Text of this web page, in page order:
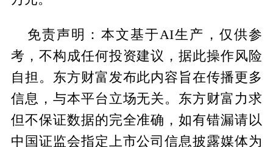
免责声明：本文基于AI生产，仅供参
考，不构成任何投资建议，据此操作风险
自担。东方财富发布此内容旨在传播更多
信息，与本平台立场无关。东方财富力求
但不保证数据的完全准确，如有错漏请以
中国证监会指定上市公司信息披露媒体为